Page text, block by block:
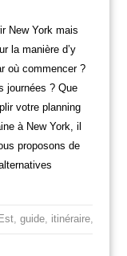
New York mais
la manière d’y
où commencer ?
journées ? Que
votre planning
à New York, il
proposons de
Est, guide, itinéraire,